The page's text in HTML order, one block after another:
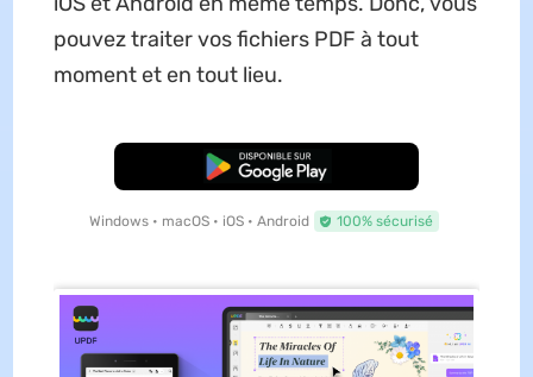
pouvez traiter vos fichiers PDF à tout
moment et en tout lieu.
TÉLÉCHARGER
Windows • macOS • iOS • Android 100% sécurisé